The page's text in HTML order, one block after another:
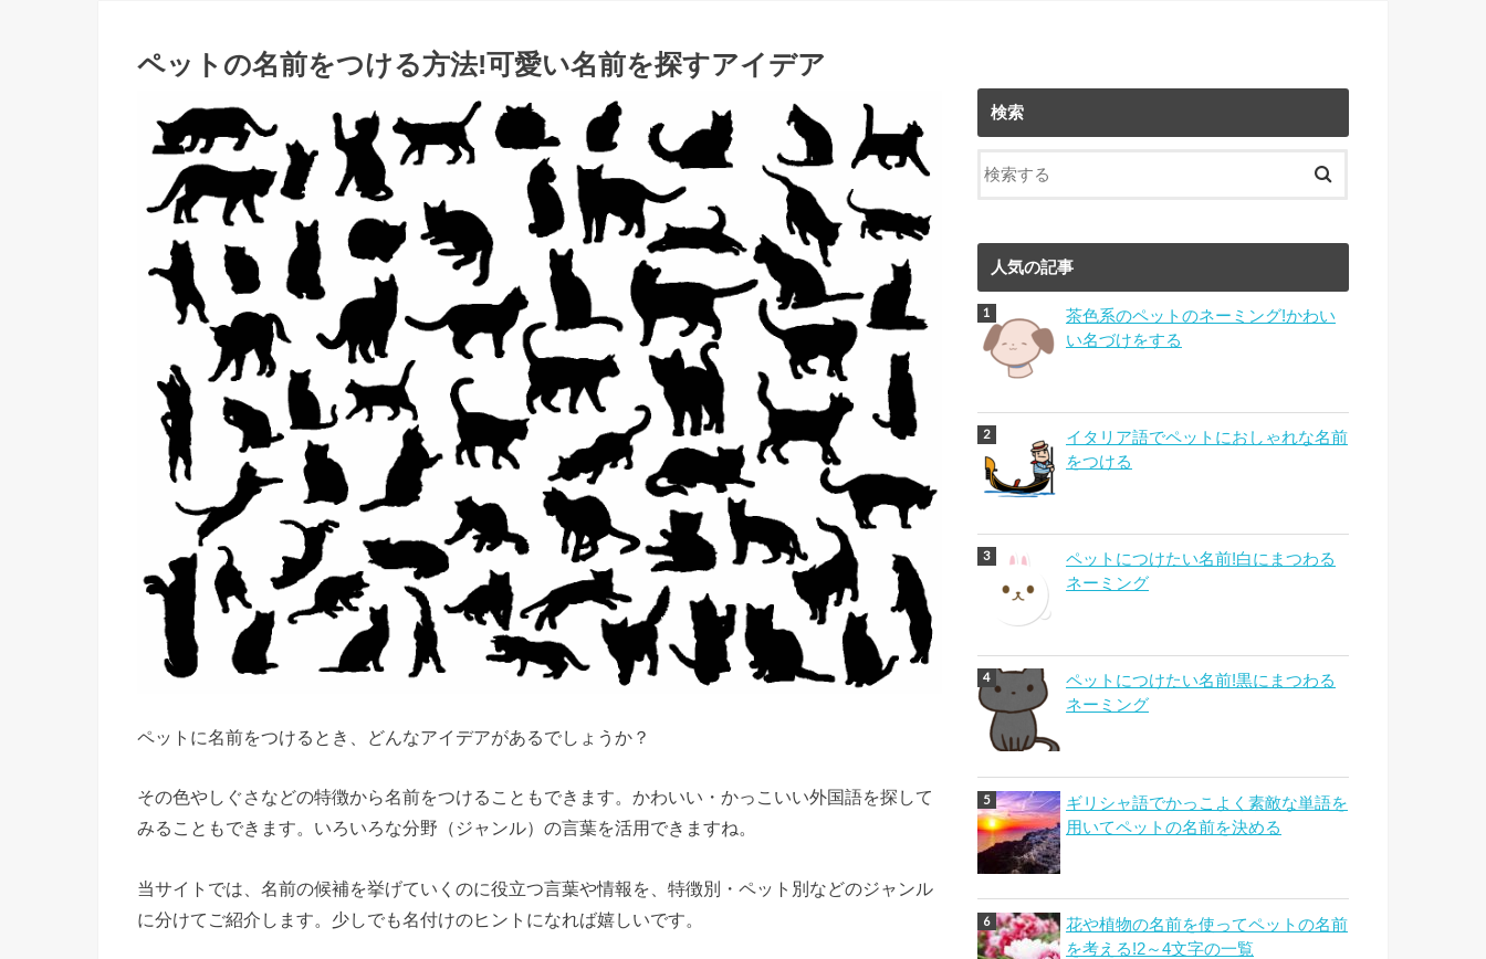
ペットの名前をつける方法!可愛い名前を探すアイデア
ペットに名前をつけるとき、どんなアイデアがあるでしょうか？
その色やしぐさなどの特徴から名前をつけることもできます。かわいい・かっこいい外国語を探して
みることもできます。いろいろな分野（ジャンル）の言葉を活用できますね。
当サイトでは、名前の候補を挙げていくのに役立つ言葉や情報を、特徴別・ペット別などのジャンル
に分けてご紹介します。少しでも名付けのヒントになれば嬉しいです。
検索
人気の記事
茶色系のペットのネーミング!かわい
い名づけをする
イタリア語でペットにおしゃれな名前
をつける
ペットにつけたい名前!白にまつわる
ネーミング
ペットにつけたい名前!黒にまつわる
ネーミング
ギリシャ語でかっこよく素敵な単語を
用いてペットの名前を決める
花や植物の名前を使ってペットの名前
を考える!2～4文字の一覧